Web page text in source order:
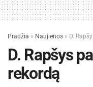
Pradžia » Naujienos » D.
D. Rapšys
rekordą